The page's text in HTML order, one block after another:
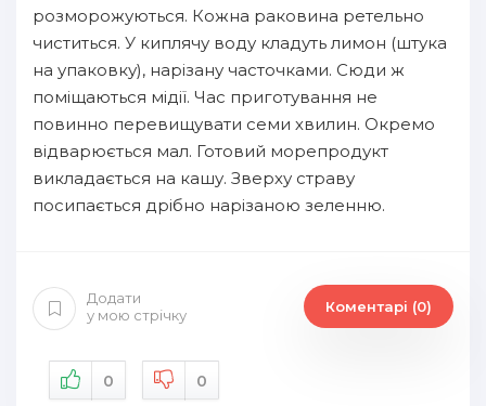
розморожуються. Кожна раковина ретельно
чиститься. У киплячу воду кладуть лимон (штука
на упаковку), нарізану часточками. Сюди ж
поміщаються мідії. Час приготування не
повинно перевищувати семи хвилин. Окремо
відварюється мал. Готовий морепродукт
викладається на кашу. Зверху страву
посипається дрібно нарізаною зеленню.
Додати
у мою стрічку
Коментарі (0)
0 0